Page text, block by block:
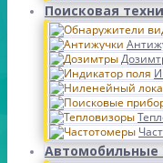
Поисковая
Автомобильные